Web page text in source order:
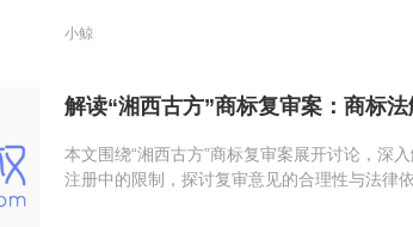
小鲸
解读“湘西古方”商标复审案：商标
本文围绕“湘西古方”商标复审案展开讨论，深
注册中的限制，探讨复审意见的合理性与法律依